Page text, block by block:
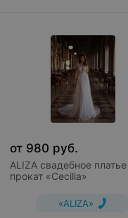
от 980 руб.
ALIZA свадебное платье
прокат «Cecilia»
«ALIZA»